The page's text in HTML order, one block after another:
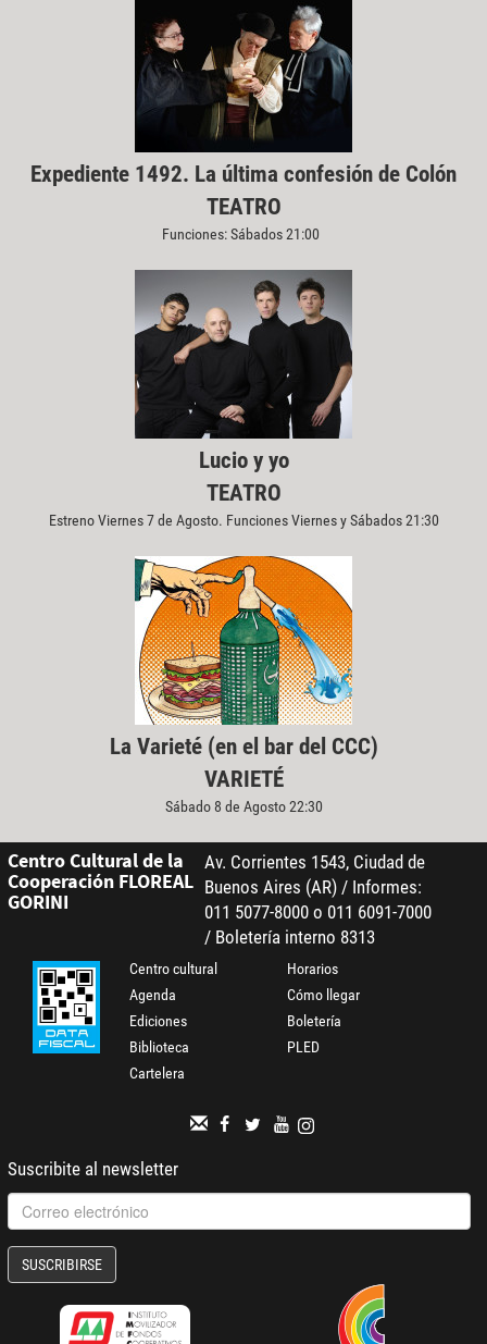
Expediente 1492. La última confesión de Colón
TEATRO
Funciones: Sábados 21:00
Lucio y yo
TEATRO
Estreno Viernes 7 de Agosto. Funciones Viernes y Sábados 21:30
La Varieté (en el bar del CCC)
VARIETÉ
Sábado 8 de Agosto 22:30
Centro Cultural de la
Cooperación FLOREAL
GORINI
Av. Corrientes 1543, Ciudad de
Buenos Aires (AR) / Informes:
011 5077-8000 o 011 6091-7000
/ Boletería interno 8313
Centro cultural
Agenda
Ediciones
Biblioteca
Cartelera
Horarios
Cómo llegar
Boletería
PLED
Suscribite al newsletter
SUSCRIBIRSE